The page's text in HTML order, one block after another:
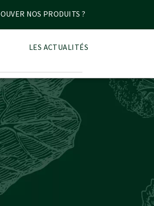
NOS PRODUITS ?
LES ACTUALITÉS